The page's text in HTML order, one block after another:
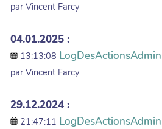
par Vincent Farcy
04.01.2025 :
13:13:08
par Vincent Farcy
29.12.2024 :
21:47:11